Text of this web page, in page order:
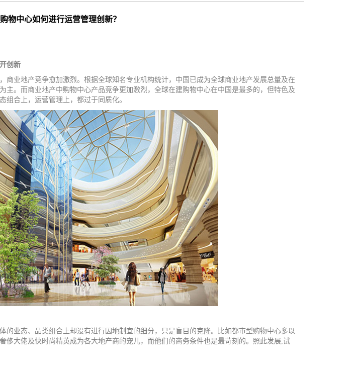
购物中心如何进行运营管理创新？
创新
商业地产竞争愈加激烈。根据全球知名专业机构统计，中国已成为全球商业地产发展总量及在
主。而商业地产中购物中心产品竞争更加激烈，全球在建购物中心在中国是最多的，但特色及
组合上，运营管理上，都过于同质化。
业态、品类组合上却没有进行因地制宜的细分，只是盲目的克隆。比如都市型购物中心多以
侈大佬及快时尚精英成为各大地产商的宠儿，而他们的商务条件也是最苛刻的。照此发展,试